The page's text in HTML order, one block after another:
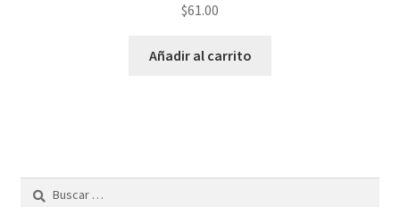
$61.00
Añadir al carrito